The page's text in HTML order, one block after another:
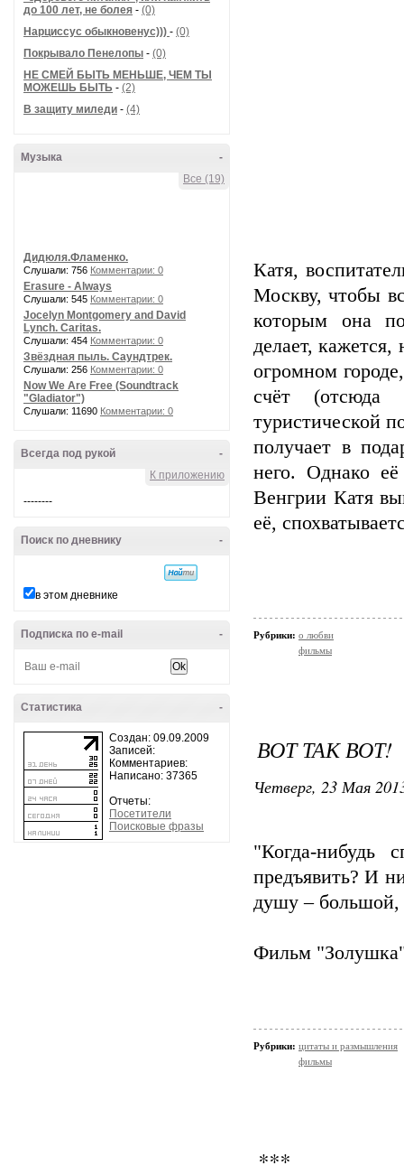
до 100 лет, не болея - (0)
Нарциссус обыкновенус))) - (0)
Покрывало Пенелопы - (0)
НЕ СМЕЙ БЫТЬ МЕНЬШЕ, ЧЕМ ТЫ
МОЖЕШЬ БЫТЬ - (2)
В защиту миледи - (4)
-
Музыка
Все (19)
Дидюля.Фламенко.
Слушали: 756 Комментарии: 0
Erasure - Always
Слушали: 545 Комментарии: 0
Jocelyn Montgomery and David
Lynch. Caritas.
Слушали: 454 Комментарии: 0
Звёздная пыль. Саундтрек.
Слушали: 256 Комментарии: 0
Now We Are Free (Soundtrack
"Gladiator")
Слушали: 11690 Комментарии: 0
-
Всегда под рукой
К приложению
--------
-
Поиск по дневнику
в этом дневнике
-
Подписка по e-mail
-
Статистика
Создан: 09.09.2009
Записей:
Комментариев:
Написано: 37365
Отчеты:
Посетители
Поисковые фразы
Катя,
Москву, чтобы
которым она
делает,
огромном
счёт (отсюда
туристической
получает в
него. Однако
Венгрии Катя
её,
Рубрики: о любви
фильмы
ВОТ ТАК ВОТ!
Четверг, 23 Мая
"Когда-нибудь
предъявить? И
душу – большой,
Фильм
Рубрики: цитаты и размышления
фильмы
***